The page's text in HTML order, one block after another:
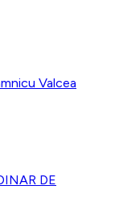
Valcea
DE